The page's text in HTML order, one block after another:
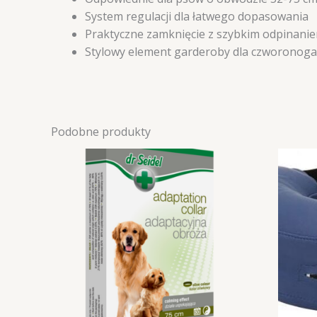
System regulacji dla łatwego dopasowania
Praktyczne zamknięcie z szybkim
Stylowy element garderoby dla czworonoga
Podobne produkty